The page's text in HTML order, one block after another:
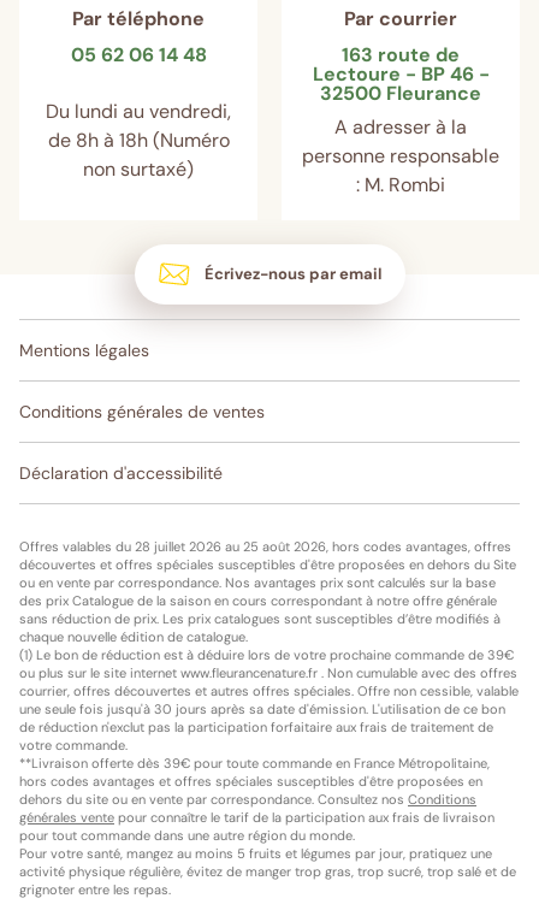
Par téléphone
05 62 06 14 48
Du lundi au vendredi,
de 8h à 18h (Numéro
non surtaxé)
Par courrier
163 route de
Lectoure - BP 46 -
32500 Fleurance
A adresser à la
personne responsable
: M. Rombi
Écrivez-nous par email
Mentions légales
Conditions générales de ventes
Déclaration d'accessibilité
Offres valables du 28 juillet 2026 au 25 août 2026, hors codes avantages, offres
découvertes et offres spéciales susceptibles d'être proposées en dehors du Site
ou en vente par correspondance. Nos avantages prix sont calculés sur la base
des prix Catalogue de la saison en cours correspondant à notre offre générale
sans réduction de prix. Les prix catalogues sont susceptibles d’être modifiés à
chaque nouvelle édition de catalogue.
(1) Le bon de réduction est à déduire lors de votre prochaine commande de 39€
ou plus sur le site internet www.fleurancenature.fr . Non cumulable avec des offres
courrier, offres découvertes et autres offres spéciales. Offre non cessible, valable
une seule fois jusqu'à 30 jours après sa date d'émission. L'utilisation de ce bon
de réduction n'exclut pas la participation forfaitaire aux frais de traitement de
votre commande.
**Livraison offerte dès 39€ pour toute commande en France Métropolitaine,
hors codes avantages et offres spéciales susceptibles d'être proposées en
dehors du site ou en vente par correspondance. Consultez nos Conditions
générales vente pour connaître le tarif de la participation aux frais de livraison
pour tout commande dans une autre région du monde.
Pour votre santé, mangez au moins 5 fruits et légumes par jour, pratiquez une
activité physique régulière, évitez de manger trop gras, trop sucré, trop salé et de
grignoter entre les repas.